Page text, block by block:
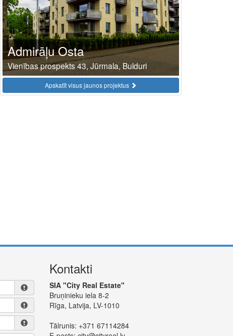
Admirāļu Osta
Vienības prospekts 43, Jūrmala, Bulduri
Apskatīt visus jaunos projektus
Kontakti
SIA "City Real Estate"
Bruņinieku iela 8-2
Rīga, Latvija, LV-1010
Tālrunis: +371 67114284